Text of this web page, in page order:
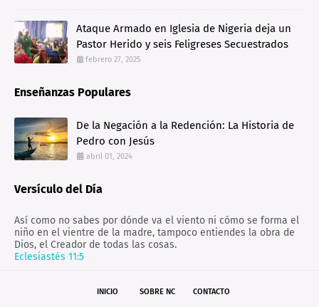
Ataque Armado en Iglesia de Nigeria deja un
Pastor Herido y seis Feligreses Secuestrados
febrero 27, 2025
Enseñanzas Populares
De la Negación a la Redención: La Historia de
Pedro con Jesús
abril 01, 2024
Versículo del Día
Así como no sabes por dónde va el viento ni cómo se forma el
niño en el vientre de la madre, tampoco entiendes la obra de
Dios, el Creador de todas las cosas.
Eclesiastés 11:5
INICIO SOBRE NC CONTACTO